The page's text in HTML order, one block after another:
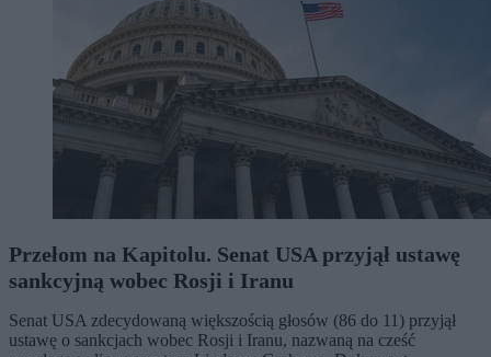
Przełom na Kapitolu. Senat USA przyjął ustawę
sankcyjną wobec Rosji i Iranu
Senat USA zdecydowaną większością głosów (86 do 11) przyjął
ustawę o sankcjach wobec Rosji i Iranu, nazwaną na cześć